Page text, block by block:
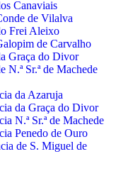
Canaviais
de Vilalva
Frei Aleixo
de Carvalho
Graça do Divor
N.ª Sr.ª de Machede
da Azaruja
da Graça do Divor
N.ª Sr.ª de Machede
Penedo de Ouro
de S. Miguel de